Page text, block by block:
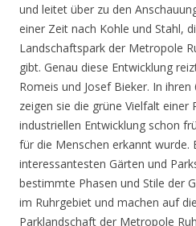
und leitet über zu den
einer Zeit nach Kohle und Stahl,
Landschaftspark der Metropole
gibt. Genau diese Entwicklung
Romeis und Josef Bieker. In
zeigen sie die grüne Vielfalt einer
industriellen Entwicklung schon
für die Menschen erkannt wurde.
interessantesten Gärten und
bestimmte Phasen und Stile der
im Ruhrgebiet und machen auf
Parklandschaft der Metropole